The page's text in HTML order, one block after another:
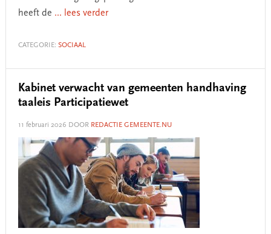
heeft de ... lees verder
CATEGORIE: SOCIAAL
Kabinet verwacht van gemeenten handhaving
taaleis Participatiewet
11 februari 2026 DOOR REDACTIE GEMEENTE.NU